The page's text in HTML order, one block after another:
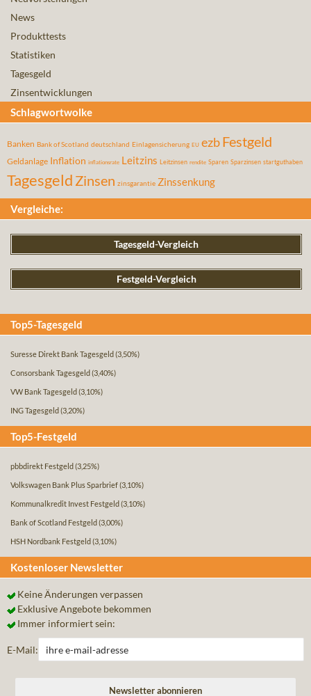
News
Produkttests
Statistiken
Tagesgeld
Zinsentwicklungen
Schlagwortwolke
Banken Bank of Scotland deutschland Einlagensicherung EU ezbFestgeld
Geldanlage Inflation inflationsrate Leitzins Leitzinsen rendite Sparen Sparzinsen startguthaben
Tagesgeld Zinsen zinsgarantie Zinssenkung
Vergleiche:
Tagesgeld-Vergleich
Festgeld-Vergleich
Top5-Tagesgeld
Suresse Direkt Bank Tagesgeld (3,50%)
Consorsbank Tagesgeld (3,40%)
VW Bank Tagesgeld (3,10%)
ING Tagesgeld (3,20%)
Top5-Festgeld
pbbdirekt Festgeld (3,25%)
Volkswagen Bank Plus Sparbrief(3,10%)
Kommunalkredit Invest Festgeld (3,10%)
Bank of Scotland Festgeld (3,00%)
HSH Nordbank Festgeld (3,10%)
Kostenloser Newsletter
Keine Änderungen verpassen
Exklusive Angebote bekommen
Immer informiert sein:
E-Mail: